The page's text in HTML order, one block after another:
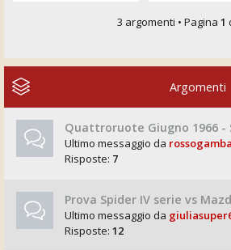
3 argomenti • Pagina 1
Argomenti
Quattroruote Giugno 1966 -
Ultimo messaggio da rossogamba
Risposte: 7
Prova Spider IV serie vs
Ultimo messaggio da
Risposte: 12